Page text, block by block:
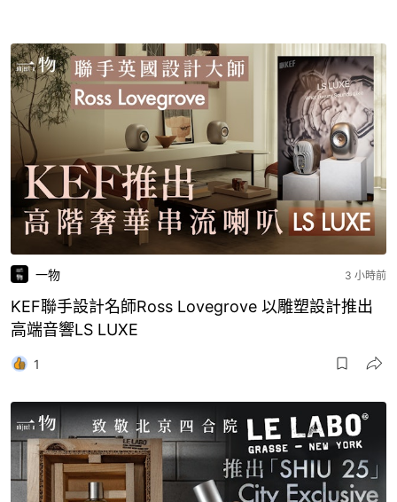
一物 3 小時前
KEF聯手設計名師Ross Lovegrove 以雕塑設計推出
高端音響LS LUXE
1